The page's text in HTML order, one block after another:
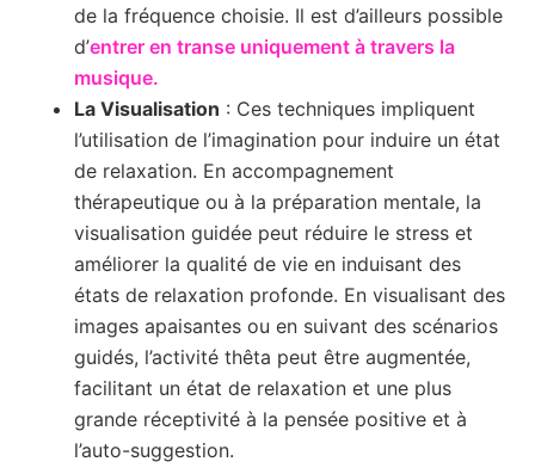
de la fréquence choisie. Il est d’ailleurs possible
d’entrer en transe uniquement à travers la
musique.
La Visualisation : Ces techniques impliquent
l’utilisation de l’imagination pour induire un état
de relaxation. En accompagnement
thérapeutique ou à la préparation mentale, la
visualisation guidée peut réduire le stress et
améliorer la qualité de vie en induisant des
états de relaxation profonde. En visualisant des
images apaisantes ou en suivant des scénarios
guidés, l’activité thêta peut être augmentée,
facilitant un état de relaxation et une plus
grande réceptivité à la pensée positive et à
l’auto-suggestion.